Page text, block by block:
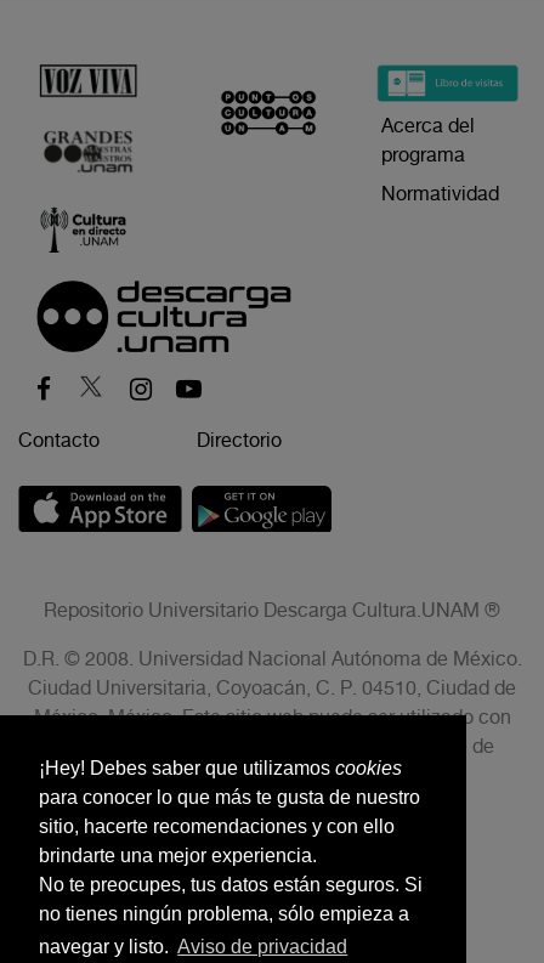
¡Hey! Debes saber que utilizamos cookies
para conocer lo que más te gusta de nuestro
sitio, hacerte recomendaciones y con ello
brindarte una mejor experiencia.
No te preocupes, tus datos están seguros. Si
no tienes ningún problema, sólo empieza a
navegar y listo. Aviso de privacidad
Acerca del
programa
Normatividad
Contacto Directorio
Repositorio Universitario Descarga Cultura.UNAM ®
D.R. © 2008. Universidad Nacional Autónoma de México.
Ciudad Universitaria, Coyoacán, C. P. 04510, Ciudad de
México, México. Este sitio web puede ser utilizado con
fines no lucrativos siempre que se cite la fuente de
conformidad con el AVISO LEGAL.